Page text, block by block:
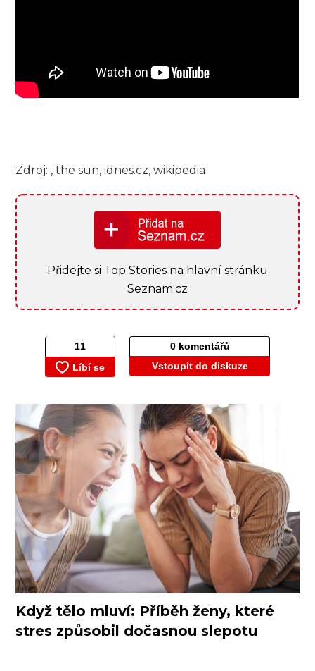
Zdroj: , the sun, idnes.cz, wikipedia
Přidejte si Top Stories na hlavní stránku
Seznam.cz
0 komentářů
Vstoupit do diskuze
Když tělo mluví: Příběh ženy, které
stres způsobil dočasnou slepotu